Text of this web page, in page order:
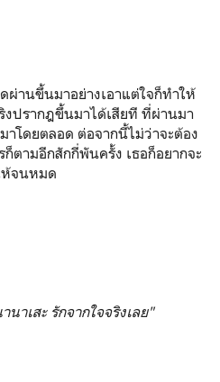
ผ่านขึ้นมาอย่างเอาแต่ใจก็ทำให้
งปรากฎขึ้นมาได้เสียที ที่ผ่านมา
าโดยตลอด ต่อจากนี้ไม่ว่าจะต้อง
ก็ตามอีกสักกี่พันครั้ง เธอก็อยากจะ
ห้จนหมด
นาเสะ รักจากใจจริงเลย"